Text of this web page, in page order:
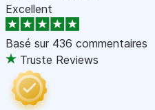
Excellent
Basé sur 436 commentaires
Truste Reviews